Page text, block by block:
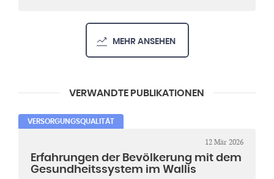
MEHR ANSEHEN
VERWANDTE PUBLIKATIONEN
VERSORGUNGSQUALITÄT
12 Mär 2026
Erfahrungen der Bevölkerung mit dem
Gesundheitssystem im Wallis